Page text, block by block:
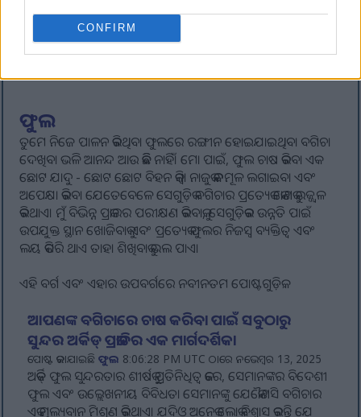
CONFIRM
ଦେଖୁଥାନ୍ତୁ, ଆପଣ ଏହି ପୁଷ୍ଟିକର ପନିପରିବା ଆପଣଙ୍କ ନିଜ ଘର
ପଛପଟରୁ ଅମଳ କରିପାରିବେ।
ଅଧିକ ପୋଷ୍ଟ...
ଫୁଲ
ତୁମେ ନିଜେ ପାଳନ କରିଥିବା ଫୁଲରେ ରଙ୍ଗୀନ ହୋଇଯାଇଥିବା ବଗିଚା
ଦେଖିବା ଭଳି ଆନନ୍ଦ ଆଉ କିଛି ନାହିଁ। ମୋ ପାଇଁ, ଫୁଲ ଚାଷ କରିବା ଏକ
ଛୋଟ ଯାଦୁ - ଛୋଟ ଛୋଟ ବିହନ କିମ୍ବା ନାଜୁକ କନ୍ଦମୂଳ ଲଗାଇବା ଏବଂ
ଅପେକ୍ଷା କରିବା ଯେତେବେଳେ ସେଗୁଡ଼ିକ ବଗିଚାର ପ୍ରତ୍ୟେକ କୋଣକୁ ଉଜ୍ଜ୍ୱଳ
କରିଥାଏ। ମୁଁ ବିଭିନ୍ନ ପ୍ରକାରର ପରୀକ୍ଷଣ କରିବାକୁ, ସେଗୁଡ଼ିକର ଉନ୍ନତି ପାଇଁ
ଉପଯୁକ୍ତ ସ୍ଥାନ ଖୋଜିବାକୁ ଏବଂ ପ୍ରତ୍ୟେକ ଫୁଲର ନିଜସ୍ୱ ବ୍ୟକ୍ତିତ୍ୱ ଏବଂ
ଲୟ କିପରି ଥାଏ ତାହା ଶିଖିବାକୁ ଭଲ ପାଏ।
ଏହି ବର୍ଗ ଏବଂ ଏହାର ଉପବର୍ଗରେ ନବୀନତମ ପୋଷ୍ଟଗୁଡ଼ିକ:
ଆପଣଙ୍କ ବଗିଚାରେ ଚାଷ କରିବା ପାଇଁ ସବୁଠାରୁ
ସୁନ୍ଦର ଅର୍କିଡ୍ ପ୍ରଜାତିର ଏକ ମାର୍ଗଦର୍ଶିକା
ପୋଷ୍ଟ କରାଯାଇଛିଫୁଲ 8:06:28 PM UTC ଠାରେ ନଭେମ୍ବର 13, 2025
ଅର୍କିଡ୍ ଫୁଲ ସୁନ୍ଦରତାର ଶୀର୍ଷକୁ ପ୍ରତିନିଧିତ୍ୱ କରେ, ସେମାନଙ୍କର ବିଦେଶୀ
ଫୁଲ ଏବଂ ଉଲ୍ଲେଖନୀୟ ବିବିଧତା ସେମାନଙ୍କୁ ଯେକୌଣସି ବଗିଚାର
ଏକ ମୂଲ୍ୟବାନ ମିଶ୍ରଣ କରିଥାଏ। ଯଦିଓ ଅନେକ ଲୋକ ବିଶ୍ୱାସ କରନ୍ତି ଯେ